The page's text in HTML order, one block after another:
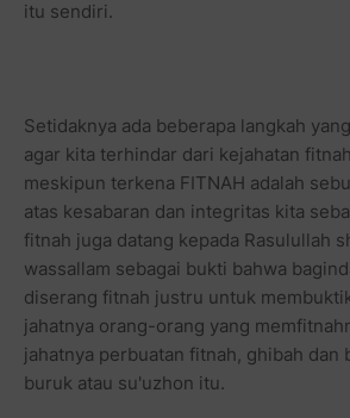
itu sendiri.
Setidaknya ada beberapa langkah
agar kita terhindar dari kejahatan
meskipun terkena FITNAH adalah
atas kesabaran dan integritas kita
fitnah juga datang kepada Rasulullah
wassallam sebagai bukti bahwa
diserang fitnah justru untuk
jahatnya orang-orang yang
jahatnya perbuatan fitnah, ghibah dan
buruk atau su'uzhon itu.